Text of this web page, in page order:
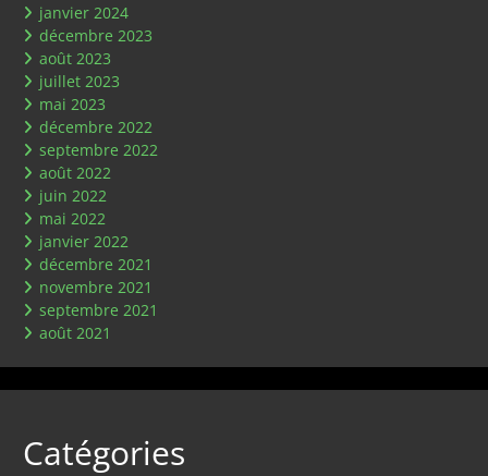
janvier 2024
décembre 2023
août 2023
juillet 2023
mai 2023
décembre 2022
septembre 2022
août 2022
juin 2022
mai 2022
janvier 2022
décembre 2021
novembre 2021
septembre 2021
août 2021
Catégories